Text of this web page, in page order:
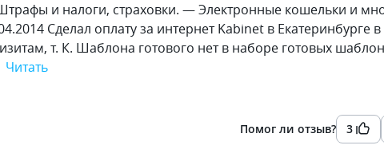
и налоги, страховки. — Электронные кошельки и
Сделал оплату за интернет Kabinet в Екатеринбурге
т. К. Шаблона готового нет в наборе готовых
Читать
Помог ли отзыв? 3